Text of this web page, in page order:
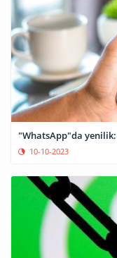
"WhatsApp"da yenilik:
10-10-2023